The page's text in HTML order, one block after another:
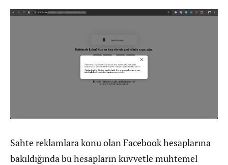
Sahte reklamlara konu olan Facebook hesaplarına
bakıldığında bu hesapların kuvvetle muhtemel